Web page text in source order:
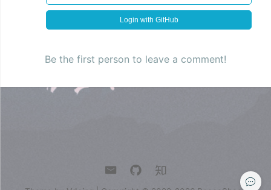
Login with GitHub
Be the first person to leave a comment!